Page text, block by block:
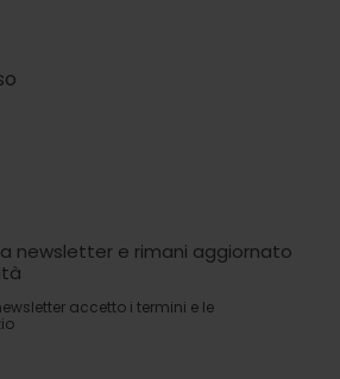
newsletter e rimani aggiornato
accetto i termini e le